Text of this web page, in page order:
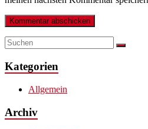
Kategorien
Allgemein
Archiv